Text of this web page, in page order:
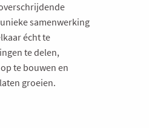
samenwerking
écht te
te delen,
te bouwen en
groeien.